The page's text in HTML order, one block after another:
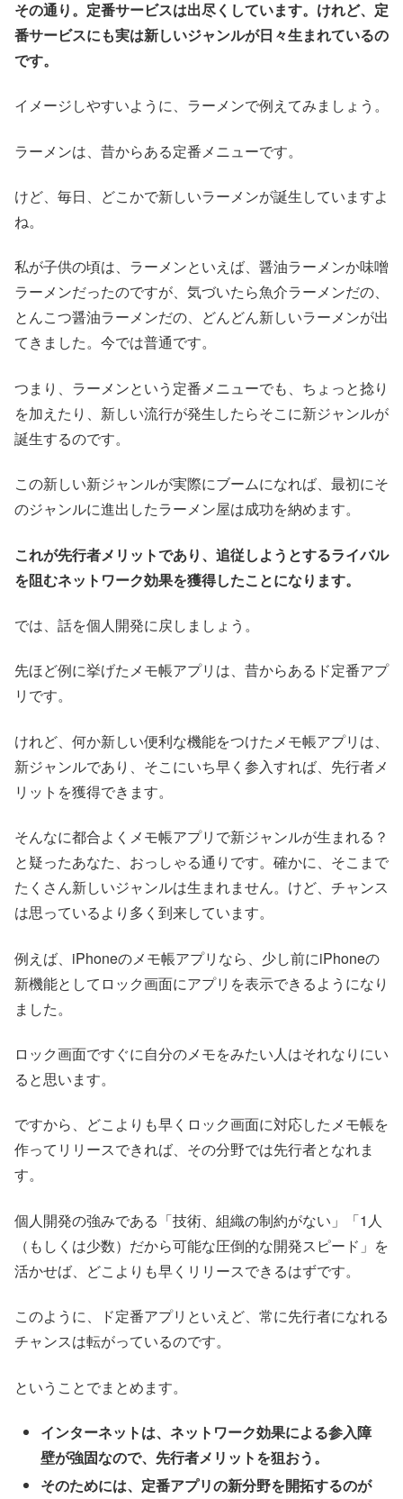
その通り。定番サービスは出尽くしています。けれど、定
番サービスにも実は新しいジャンルが日々生まれているの
です。
イメージしやすいように、ラーメンで例えてみましょう。
ラーメンは、昔からある定番メニューです。
けど、毎日、どこかで新しいラーメンが誕生していますよ
ね。
私が子供の頃は、ラーメンといえば、醤油ラーメンか味噌
ラーメンだったのですが、気づいたら魚介ラーメンだの、
とんこつ醤油ラーメンだの、どんどん新しいラーメンが出
てきました。今では普通です。
つまり、ラーメンという定番メニューでも、ちょっと捻り
を加えたり、新しい流行が発生したらそこに新ジャンルが
誕生するのです。
この新しい新ジャンルが実際にブームになれば、最初にそ
のジャンルに進出したラーメン屋は成功を納めます。
これが先行者メリットであり、追従しようとするライバル
を阻むネットワーク効果を獲得したことになります。
では、話を個人開発に戻しましょう。
先ほど例に挙げたメモ帳アプリは、昔からあるド定番アプ
リです。
けれど、何か新しい便利な機能をつけたメモ帳アプリは、
新ジャンルであり、そこにいち早く参入すれば、先行者メ
リットを獲得できます。
そんなに都合よくメモ帳アプリで新ジャンルが生まれる？
と疑ったあなた、おっしゃる通りです。確かに、そこまで
たくさん新しいジャンルは生まれません。けど、チャンス
は思っているより多く到来しています。
例えば、iPhoneのメモ帳アプリなら、少し前にiPhoneの
新機能としてロック画面にアプリを表示できるようになり
ました。
ロック画面ですぐに自分のメモをみたい人はそれなりにい
ると思います。
ですから、どこよりも早くロック画面に対応したメモ帳を
作ってリリースできれば、その分野では先行者となれま
す。
個人開発の強みである「技術、組織の制約がない」「1人
（もしくは少数）だから可能な圧倒的な開発スピード」を
活かせば、どこよりも早くリリースできるはずです。
このように、ド定番アプリといえど、常に先行者になれる
チャンスは転がっているのです。
ということでまとめます。
インターネットは、ネットワーク効果による参入障
壁が強固なので、先行者メリットを狙おう。
そのためには、定番アプリの新分野を開拓するのが